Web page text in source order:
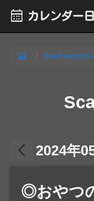
calendar_month カレンダー
home ScarFaceのカ
arrow_back_ios 2024年
◎おやつ